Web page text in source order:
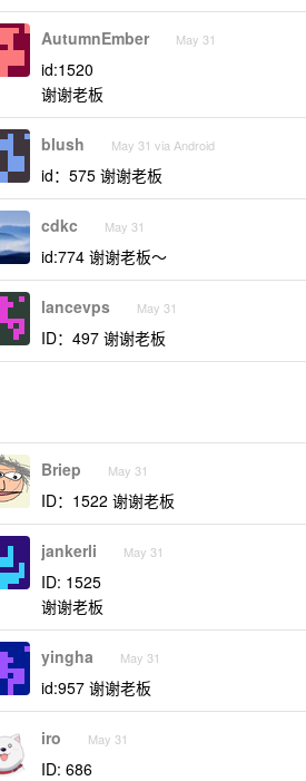
AutumnEmber May 31
id:1520
谢谢老板
blush May 31 via Android
id：575 谢谢老板
cdkc May 31
id:774 谢谢老板～
lancevps May 31
ID：497 谢谢老板
Briep May 31
ID：1522 谢谢老板
jankerli May 31
ID: 1525
谢谢老板
yingha May 31
id:957 谢谢老板
iro May 31
ID: 686